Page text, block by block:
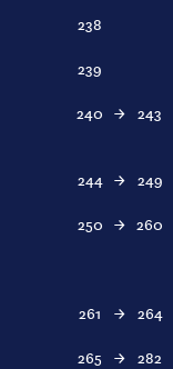
238
239
240 → 243
244 → 249
250 → 260
261 → 264
265 → 282